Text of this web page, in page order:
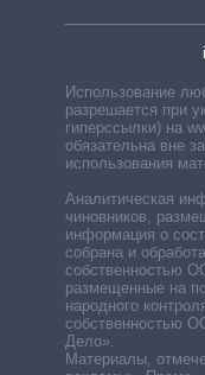
Использование
разрешается при
гиперссылки) на
обязательна вне
использования
Аналитическая
чиновников,
информация о
собрана и
собственностью
размещенные на
народного
собственностью
Дело».
Материалы,